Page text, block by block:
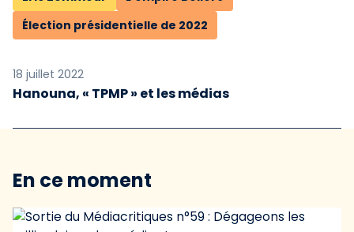
Élection présidentielle de 2022
18 juillet 2022
Hanouna, « TPMP » et les médias
En ce moment